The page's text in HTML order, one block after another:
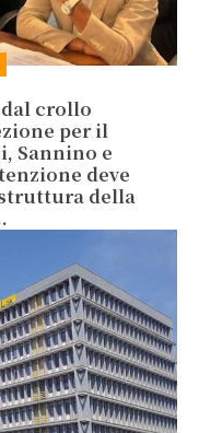
crollo
per il
Sannino e
deve
della